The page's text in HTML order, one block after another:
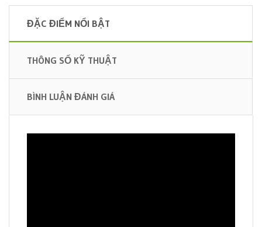
ĐẶC ĐIỂM NỔI BẬT
THÔNG SỐ KỸ THUẬT
BÌNH LUẬN ĐÁNH GIÁ